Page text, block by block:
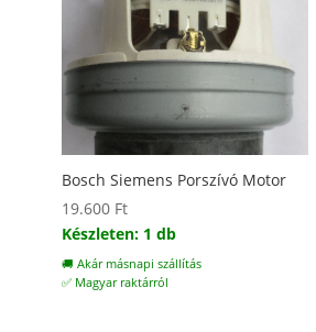
Bosch Siemens Porszívó Motor
19.600 Ft
Készleten: 1 db
🚚 Akár másnapi szállítás
✅ Magyar raktárról